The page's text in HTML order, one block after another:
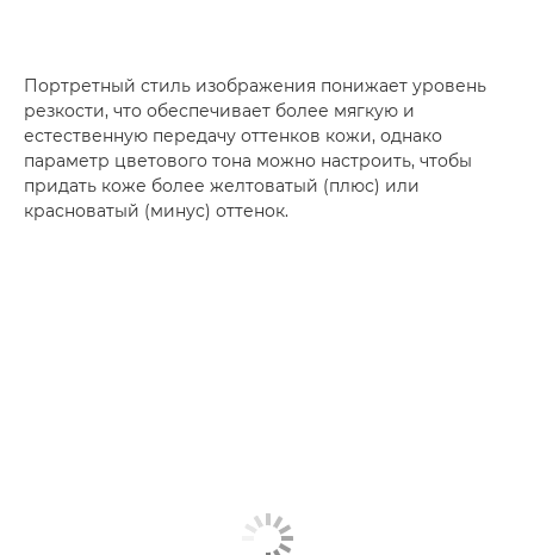
Портретный стиль изображения понижает уровень
резкости, что обеспечивает более мягкую и
естественную передачу оттенков кожи, однако
параметр цветового тона можно настроить, чтобы
придать коже более желтоватый (плюс) или
красноватый (минус) оттенок.